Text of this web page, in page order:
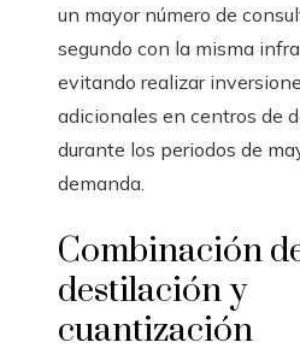
un mayor número de
segundo con la misma
evitando realizar
adicionales en centros de
durante los periodos de
demanda.
Combinación
destilación y
cuantización